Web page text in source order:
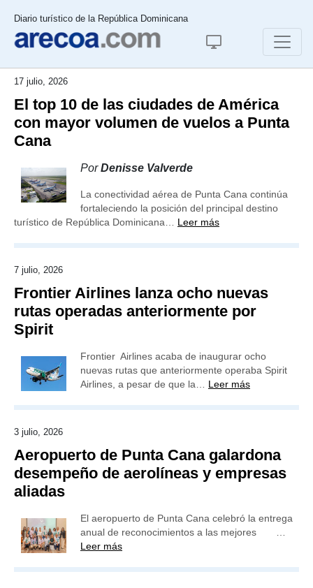
Diario turístico de la República Dominicana
17 julio, 2026
El top 10 de las ciudades de América
con mayor volumen de vuelos a Punta
Cana
PorDenisse Valverde
La conectividad aérea de Punta Cana continúa
fortaleciendo la posición del principal destino
turístico de República Dominicana… Leer más
7 julio, 2026
Frontier Airlines lanza ocho nuevas
rutas operadas anteriormente por
Spirit
Frontier Airlines acaba de inaugurar ocho
nuevas rutas que anteriormente operaba Spirit
Airlines, a pesar de que la… Leer más
3 julio, 2026
Aeropuerto de Punta Cana galardona
desempeño de aerolíneas y empresas
aliadas
El aeropuerto de Punta Cana celebró la entrega
anual de reconocimientos a las mejores …
Leer más